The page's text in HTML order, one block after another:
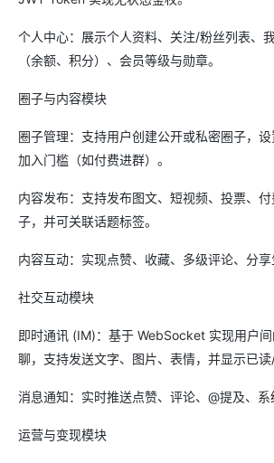
个人中心：展示个人资料、关注/粉丝列表、
（余额、积分）、会员等级与勋章。
圈子与内容模块
圈子管理：支持用户创建公开或私密圈子，
加入门槛（如付费进群）。
内容发布：支持发布图文、短视频、投票、
子，并可关联话题标签。
内容互动：实现点赞、收藏、多级评论、分享
社交互动模块
即时通讯 (IM)：基于 WebSocket 实现用户
聊，支持发送文字、图片、表情，并显示已读/
消息通知：实时推送点赞、评论、@提及、系
运营与变现模块